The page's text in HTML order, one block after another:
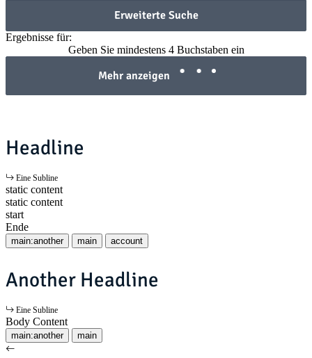
Erweiterte Suche
Ergebnisse für:
Geben Sie mindestens 4 Buchstaben ein
Mehr anzeigen
Headline
Eine Subline
static content
static content
start
Ende
main:another main account
Another Headline
Eine Subline
Body Content
main:another main